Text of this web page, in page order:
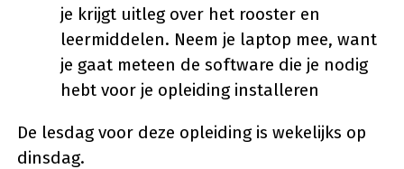
je krijgt uitleg over het rooster en
leermiddelen. Neem je laptop mee, want
je gaat meteen de software die je nodig
hebt voor je opleiding installeren
De lesdag voor deze opleiding is wekelijks op
dinsdag.